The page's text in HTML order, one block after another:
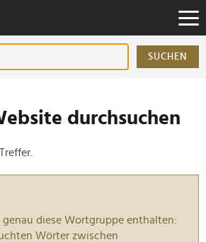
SUCHEN
durchsuchen
genau diese Wortgruppe enthalten:
Wörter zwischen